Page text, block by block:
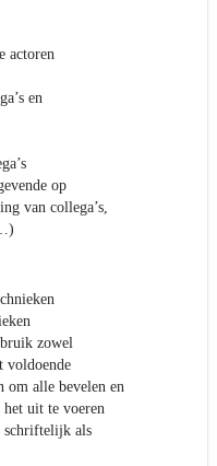
actoren
en
op
van collega’s,
zowel
voldoende
om alle bevelen en
uit te voeren
schriftelijk als